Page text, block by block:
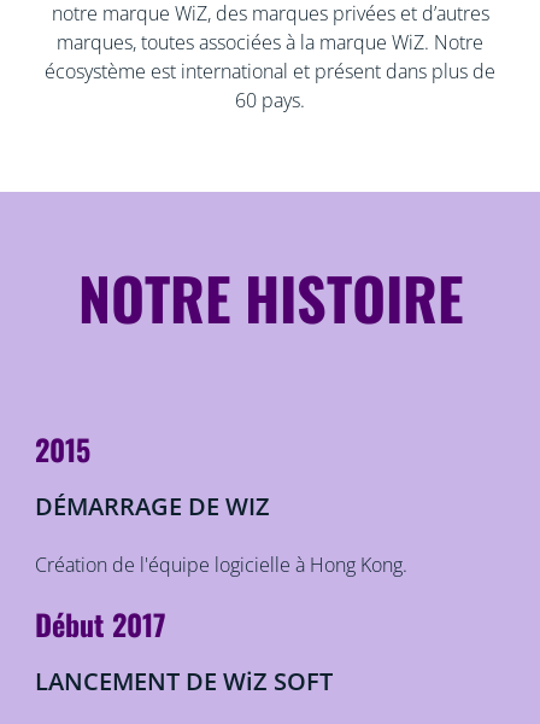
notre marque WiZ, des marques privées et d’autres
marques, toutes associées à la marque WiZ. Notre
écosystème est international et présent dans plus de
60 pays.​
NOTRE HISTOIRE
2015
DÉMARRAGE DE WIZ
Création de l'équipe logicielle à Hong Kong.
Début 2017
LANCEMENT DE WiZ SOFT